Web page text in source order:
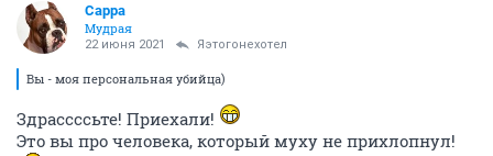
Сарра
Мудрая
22 июня 2021 Яэтогонехотел
Вы - моя персональная убийца)
Здрассссьте! Приехали!
Это вы про человека, который муху не прихлопнул!